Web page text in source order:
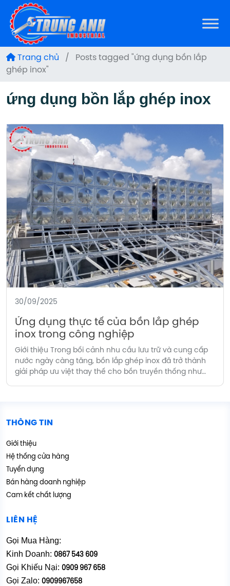
Trang chủ /
Posts tagged "ứng dụng bồn lắp
ghép inox"
ứng dụng bồn lắp ghép inox
30/09/2025
Ứng dụng thực tế của bồn lắp ghép
inox trong công nghiệp
Giới thiệu Trong bối cảnh nhu cầu lưu trữ và cung cấp
nước ngày càng tăng, bồn lắp ghép inox đã trở thành
giải pháp ưu việt thay thế cho bồn truyền thống như
THÔNG TIN
Giới thiệu
Hệ thống cửa hàng
Tuyển dụng
Bán hàng doanh nghiệp
Cam kết chất lượng
LIÊN HỆ
Gọi Mua Hàng:
Kinh Doanh: 0867 543 609
Gọi Khiếu Nại: 0909 967 658
Gọi Zalo: 0909967658